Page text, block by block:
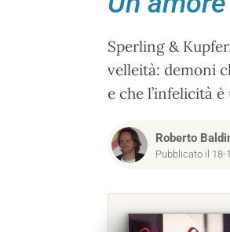
Sperling &
velleità: demoni
e che l’infelicità
Roberto
Pubblicato il 18-